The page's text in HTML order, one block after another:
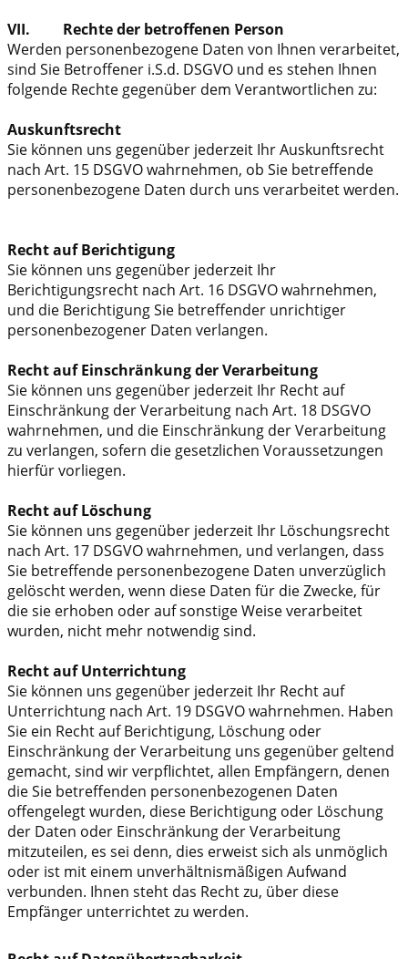
VII. Rechte der betroffenen Person
Werden personenbezogene Daten von Ihnen verarbeitet,
sind Sie Betroffener i.S.d. DSGVO und es stehen Ihnen
folgende Rechte gegenüber dem Verantwortlichen zu:
Auskunftsrecht
Sie können uns gegenüber jederzeit Ihr Auskunftsrecht
nach Art. 15 DSGVO wahrnehmen, ob Sie betreffende
personenbezogene Daten durch uns verarbeitet werden.
Recht auf Berichtigung
Sie können uns gegenüber jederzeit Ihr
Berichtigungsrecht nach Art. 16 DSGVO wahrnehmen,
und die Berichtigung Sie betreffender unrichtiger
personenbezogener Daten verlangen.
Recht auf Einschränkung der Verarbeitung
Sie können uns gegenüber jederzeit Ihr Recht auf
Einschränkung der Verarbeitung nach Art. 18 DSGVO
wahrnehmen, und die Einschränkung der Verarbeitung
zu verlangen, sofern die gesetzlichen Voraussetzungen
hierfür vorliegen.
Recht auf Löschung
Sie können uns gegenüber jederzeit Ihr Löschungsrecht
nach Art. 17 DSGVO wahrnehmen, und verlangen, dass
Sie betreffende personenbezogene Daten unverzüglich
gelöscht werden, wenn diese Daten für die Zwecke, für
die sie erhoben oder auf sonstige Weise verarbeitet
wurden, nicht mehr notwendig sind.
Recht auf Unterrichtung
Sie können uns gegenüber jederzeit Ihr Recht auf
Unterrichtung nach Art. 19 DSGVO wahrnehmen. Haben
Sie ein Recht auf Berichtigung, Löschung oder
Einschränkung der Verarbeitung uns gegenüber geltend
gemacht, sind wir verpflichtet, allen Empfängern, denen
die Sie betreffenden personenbezogenen Daten
offengelegt wurden, diese Berichtigung oder Löschung
der Daten oder Einschränkung der Verarbeitung
mitzuteilen, es sei denn, dies erweist sich als unmöglich
oder ist mit einem unverhältnismäßigen Aufwand
verbunden. Ihnen steht das Recht zu, über diese
Empfänger unterrichtet zu werden.